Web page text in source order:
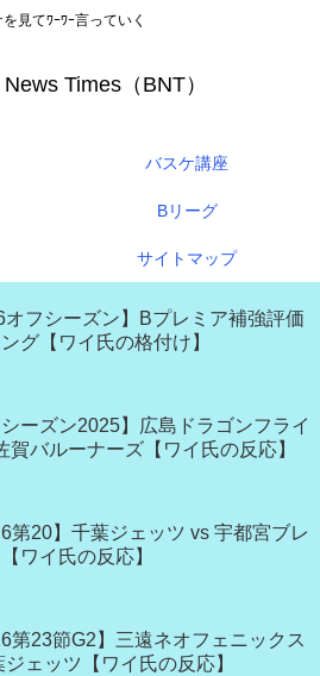
見てﾜｰﾜｰ言っていく
Times（BNT）
バスケ講座
Bリーグ
サイトマップ
オフシーズン】Bプレミア補強評価
グ【ワイ氏の格付け】
シーズン2025】広島ドラゴンフライ
賀バルーナーズ【ワイ氏の反応】
第20】千葉ジェッツ vs 宇都宮ブレ
ワイ氏の反応】
第23節G2】三遠ネオフェニックス
ェッツ【ワイ氏の反応】